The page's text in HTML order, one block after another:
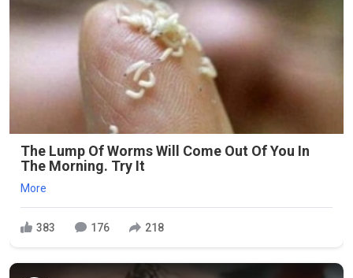
The Lump Of Worms Will Come Out Of You In
The Morning. Try It
More
383 176 218